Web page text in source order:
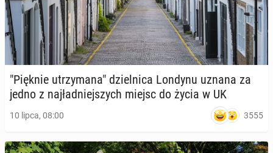
"Pięknie utrzy­ma­na" dziel­ni­ca Londynu uznana za
jedno z naj­ład­niej­szych miejsc do życia w UK
10 lipca, 08:00 3555